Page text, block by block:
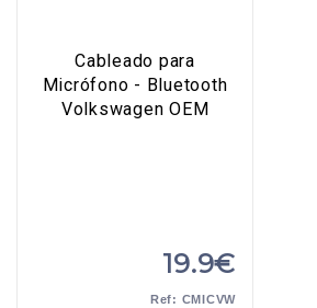
Cableado para
Micrófono - Bluetooth
Volkswagen OEM
19.9€
Ref: CMICVW